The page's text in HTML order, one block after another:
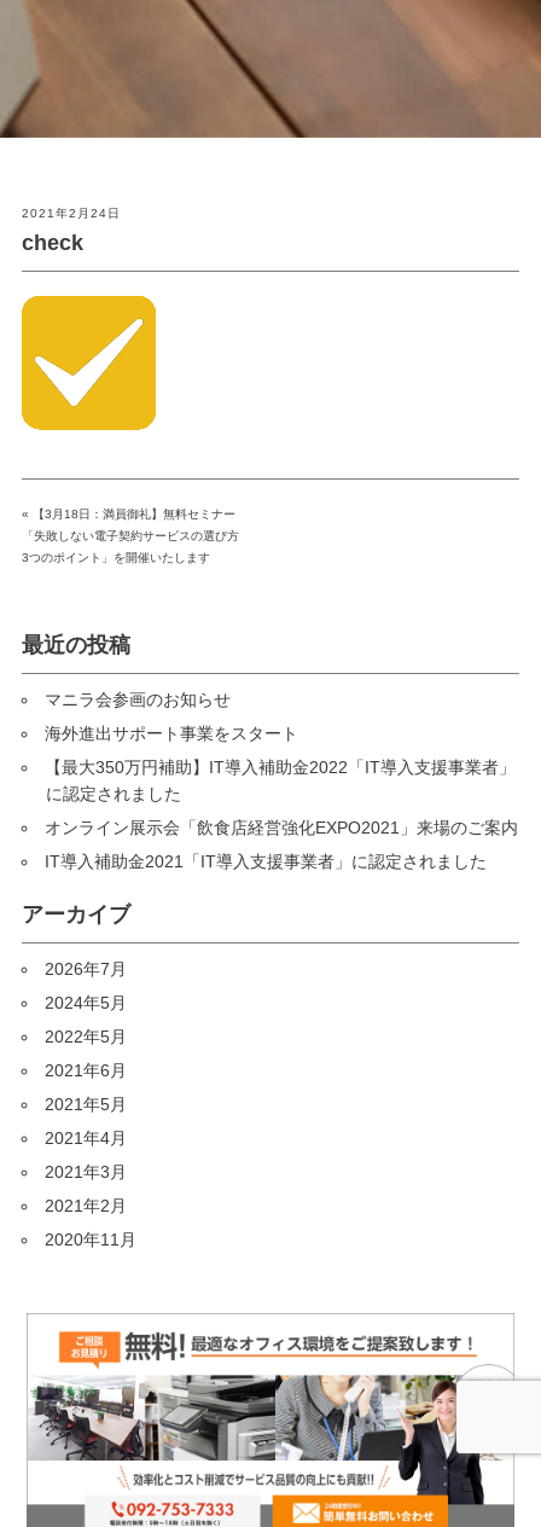
2021年2月24日
check
«
【3月18日：満員御礼】無料セミナー
「失敗しない電子契約サービスの選び方
3つのポイント」を開催いたします
最近の投稿
マニラ会参画のお知らせ
海外進出サポート事業をスタート
【最大350万円補助】IT導入補助金2022「IT導入支援事業者」
に認定されました
オンライン展示会「飲食店経営強化EXPO2021」来場のご案内
IT導入補助金2021「IT導入支援事業者」に認定されました
アーカイブ
2026年7月
2024年5月
2022年5月
2021年6月
2021年5月
2021年4月
2021年3月
2021年2月
2020年11月